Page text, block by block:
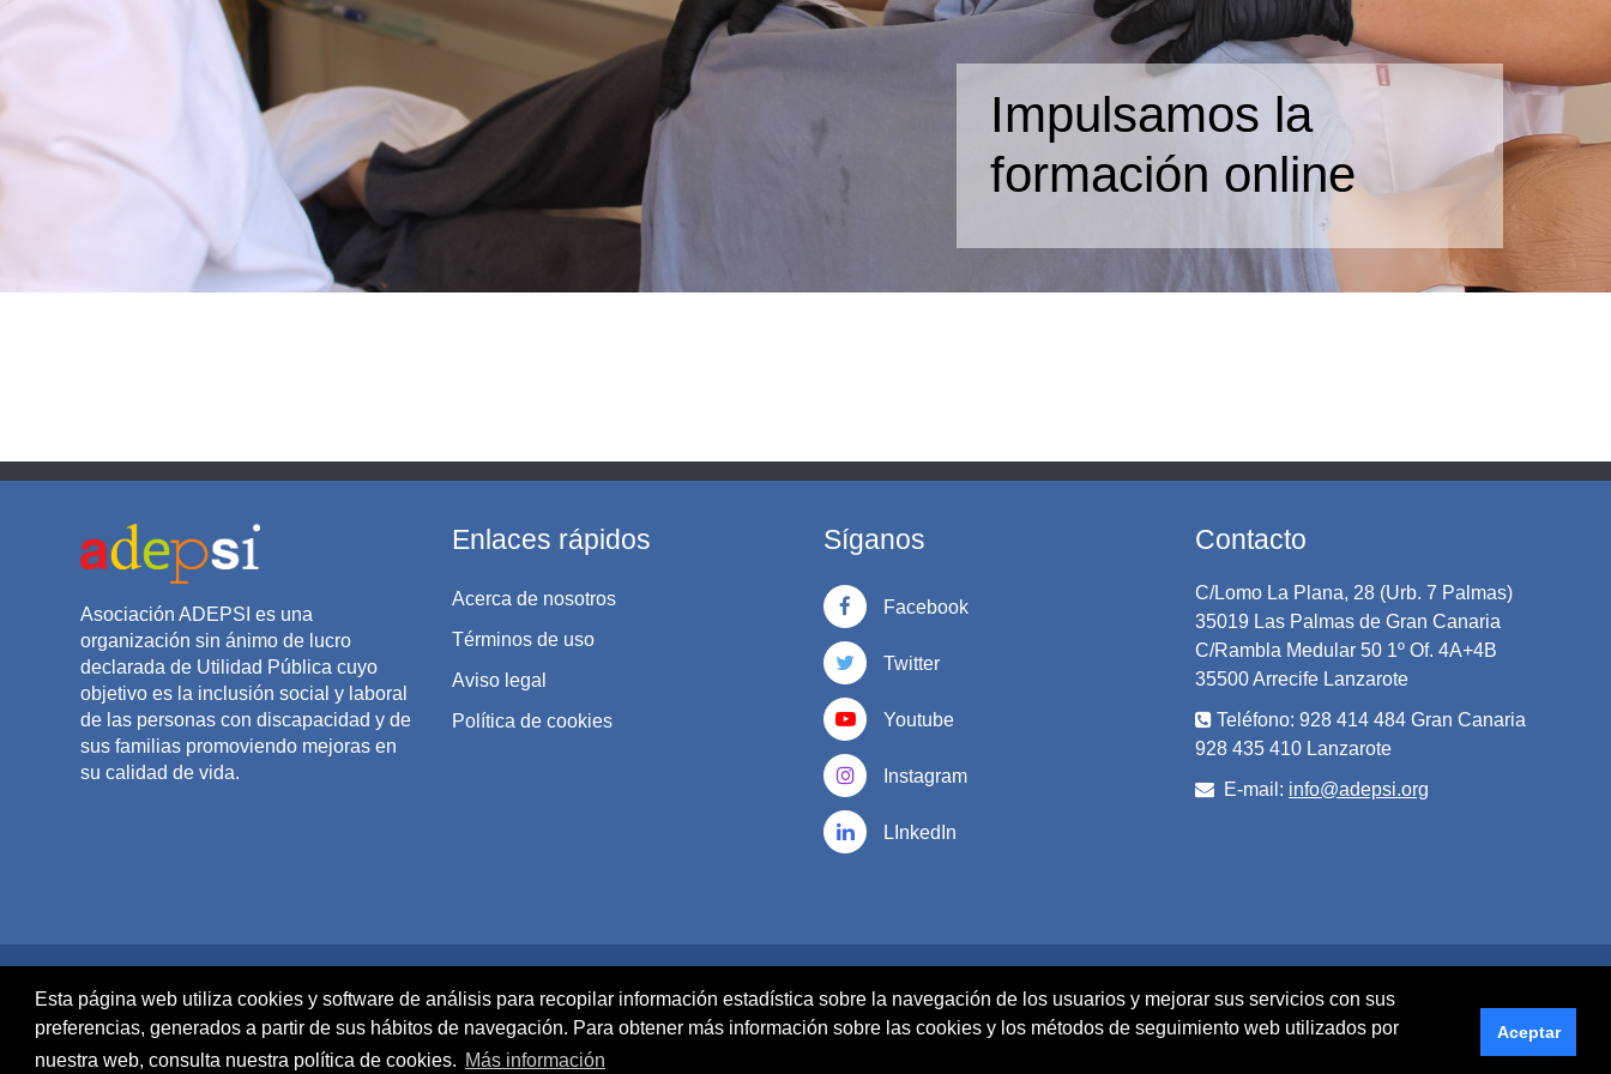
Esta página web utiliza cookies y software de análisis para recopilar información estadística sobre la navegación de los usuarios y mejorar sus servicios con sus
preferencias, generados a partir de sus hábitos de navegación. Para obtener más información sobre las cookies y los métodos de seguimiento web utilizados por
nuestra web, consulta nuestra política de cookies. Más información
Aceptar
Impulsamos la
formación online
Asociación ADEPSI es una
organización sin ánimo de lucro
declarada de Utilidad Pública cuyo
objetivo es la inclusión social y laboral
de las personas con discapacidad y de
sus familias promoviendo mejoras en
su calidad de vida.
Enlaces rápidos
Acerca de nosotros
Términos de uso
Aviso legal
Política de cookies
Síganos
Facebook
Twitter
Youtube
Instagram
LInkedIn
Contacto
C/Lomo La Plana, 28 (Urb. 7 Palmas)
35019 Las Palmas de Gran Canaria
C/Rambla Medular 50 1º Of. 4A+4B
35500 Arrecife Lanzarote
Teléfono: 928 414 484 Gran Canaria
928 435 410 Lanzarote
E-mail: info@adepsi.org
Resumen de retención de datos